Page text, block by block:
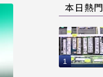
本日熱門